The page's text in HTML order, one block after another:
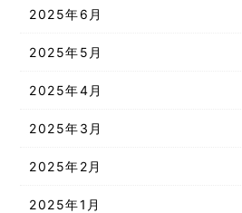
2025年6月
2025年5月
2025年4月
2025年3月
2025年2月
2025年1月